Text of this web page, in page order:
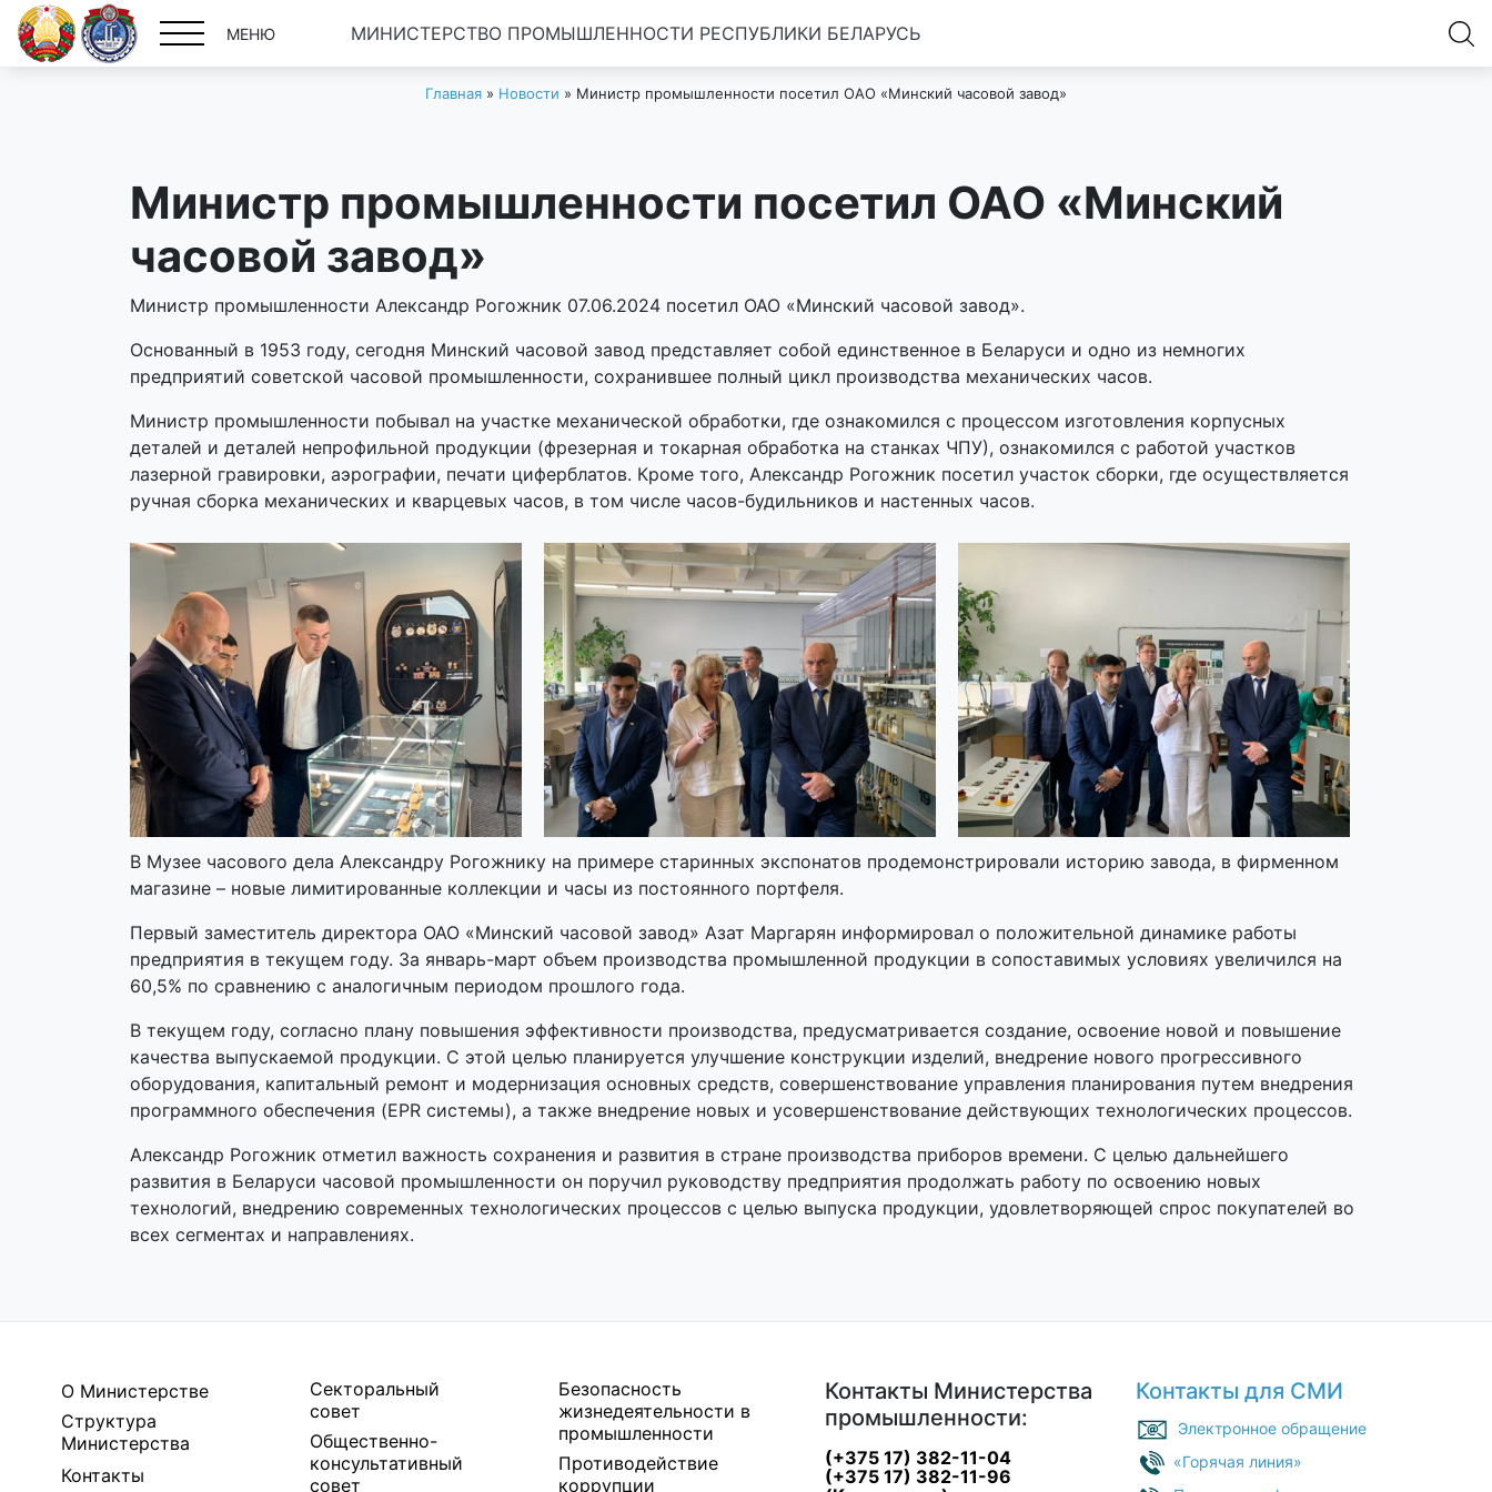
МЕНЮ МИНИСТЕРСТВО ПРОМЫШЛЕННОСТИ РЕСПУБЛИКИ БЕЛАРУСЬ
Главная » Новости » Министр промышленности посетил ОАО «Минский часовой завод»
Министр промышленности посетил ОАО «Минский
часовой завод»
Министр промышленности Александр Рогожник 07.06.2024 посетил ОАО «Минский часовой завод».
Основанный в 1953 году, сегодня Минский часовой завод представляет собой единственное в Беларуси и одно из немногих
предприятий советской часовой промышленности, сохранившее полный цикл производства механических часов.
Министр промышленности побывал на участке механической обработки, где ознакомился с процессом изготовления корпусных
деталей и деталей непрофильной продукции (фрезерная и токарная обработка на станках ЧПУ), ознакомился с работой участков
лазерной гравировки, аэрографии, печати циферблатов. Кроме того, Александр Рогожник посетил участок сборки, где осуществляется
ручная сборка механических и кварцевых часов, в том числе часов-будильников и настенных часов.
В Музее часового дела Александру Рогожнику на примере старинных экспонатов продемонстрировали историю завода, в фирменном
магазине – новые лимитированные коллекции и часы из постоянного портфеля.
Первый заместитель директора ОАО «Минский часовой завод» Азат Маргарян информировал о положительной динамике работы
предприятия в текущем году. За январь-март объем производства промышленной продукции в сопоставимых условиях увеличился на
60,5% по сравнению с аналогичным периодом прошлого года.
В текущем году, согласно плану повышения эффективности производства, предусматривается создание, освоение новой и повышение
качества выпускаемой продукции. С этой целью планируется улучшение конструкции изделий, внедрение нового прогрессивного
оборудования, капитальный ремонт и модернизация основных средств, совершенствование управления планирования путем внедрения
программного обеспечения (EPR системы), а также внедрение новых и усовершенствование действующих технологических процессов.
Александр Рогожник отметил важность сохранения и развития в стране производства приборов времени. С целью дальнейшего
развития в Беларуси часовой промышленности он поручил руководству предприятия продолжать работу по освоению новых
технологий, внедрению современных технологических процессов с целью выпуска продукции, удовлетворяющей спрос покупателей во
всех сегментах и направлениях.
О Министерстве
Структура
Министерства
Контакты
Секторальный
совет
Общественно-
консультативный
совет
Безопасность
жизнедеятельности в
промышленности
Противодействие
коррупции
Контакты Министерства
промышленности:
(+375 17) 382-11-04
(+375 17) 382-11-96
Контакты для СМИ
Электронное обращение
«Горячая линия»